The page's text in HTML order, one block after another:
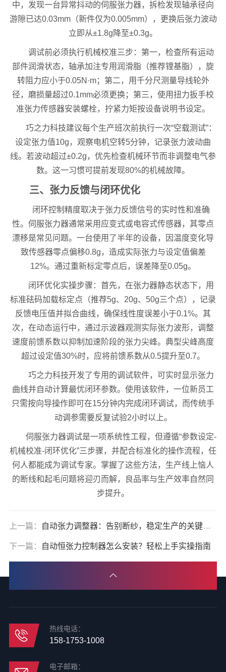
中，发现一台异常抖动的伺服张力器，拆检发现轴承径向
游隙已达0.03mm（新件仅为0.005mm），更换后张力波动
立即从±1.8g降至±0.3g。
调试前必须执行机械校准三步：第一，检查所有运动
部件润滑状态，轴承加注专用润滑脂（推荐锂基脂），旋
转阻力应小于0.05N·m；第二，用千分尺测量导线轮外
径，磨损量超过0.1mm必须更换；第三，使用扭力扳手校
准张力传感器安装螺栓，拧紧力矩按设备说明书设定。
巧之力科技建议每个生产班次前执行一次“空载测试”：
设定张力值10g，观察电机空转5分钟，记录张力波动曲
线。若波动超过±0.2g，优先检查机械环节而非调整电气参
数。这一习惯可提前发现80%的机械故障。
三、张力反馈与闭环优化
闭环控制精度取决于张力反馈信号的实时性和准确
性。伺服张力器通常采用应变式或电容式传感器，其零点
漂移是常见问题。一台使用了半年的设备，因温度变化导
致传感器零点偏移0.8g，造成实际张力与设定值偏差
12%。通过重新标定零点后，误差降至0.05g。
闭环优化实操步骤：首先，在张力器静态状态下，用
标准砝码加载标定点（推荐5g、20g、50g三个点），记录
反馈电压值并拟合曲线，确保线性度误差小于0.1%。其
次，在动态运行中，通过示波器观测实际张力波形，调整
速度前馈系数以抑制加速阶段的张力尖峰。典型尖峰高度
超过设定值30%时，应将前馈系数从0.5提升至0.7。
巧之力科技开发了专用的调试软件，可实时显示张力
曲线并自动计算最优闭环参数。使用该软件，一位新员工
只需按向导操作即可在15分钟内完成闭环调试，而传统手
动调参需要反复试验2小时以上。
伺服张力器调试是一项系统性工程，但遵循“参数设定-
机械校准-闭环优化”三步骤，并配合标准化的操作流程，任
何人都能成为调试专家。掌握了这些方法，生产线上恼人
的断线和起毛问题将迎刃而解，良品率与生产效率自然同
步提升。
上一篇： 自动张力调整器：告别断纱，稳定生产的关键一步
下一篇： 自动恒张力控制器怎么安装？轻松上手实操指南
热线电话：
158-1753-1008
电子邮箱：